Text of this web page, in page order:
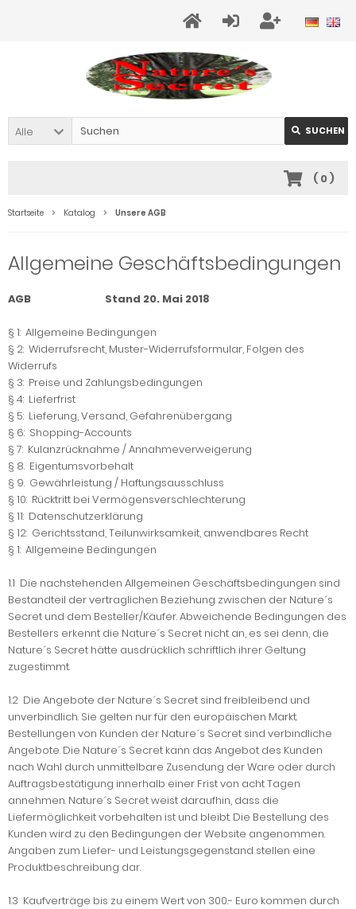
Alle SUCHEN
( 0)
Startseite Katalog Unsere AGB
Allgemeine Geschäftsbedingungen
AGB Stand 20. Mai 2018
§ 1: Allgemeine Bedingungen
§ 2: Widerrufsrecht, Muster-Widerrufsformular, Folgen des
Widerrufs
§ 3: Preise und Zahlungsbedingungen
§ 4: Lieferfrist
§ 5: Lieferung, Versand, Gefahrenübergang
§ 6: Shopping-Accounts
§ 7: Kulanzrücknahme / Annahmeverweigerung
§ 8. Eigentumsvorbehalt
§ 9. Gewährleistung / Haftungsausschluss
§ 10: Rücktritt bei Vermögensverschlechterung
§ 11: Datenschutzerklärung
§ 12: Gerichtsstand, Teilunwirksamkeit, anwendbares Recht
§ 1: Allgemeine Bedingungen
1.1 Die nachstehenden Allgemeinen Geschäftsbedingungen sind
Bestandteil der vertraglichen Beziehung zwischen der Nature´s
Secret und dem Besteller/Käufer. Abweichende Bedingungen des
Bestellers erkennt die Nature´s Secret nicht an, es sei denn, die
Nature´s Secret hätte ausdrücklich schriftlich ihrer Geltung
zugestimmt.
1.2 Die Angebote der Nature´s Secret sind freibleibend und
unverbindlich. Sie gelten nur für den europäischen Markt.
Bestellungen von Kunden der Nature´s Secret sind verbindliche
Angebote. Die Nature´s Secret kann das Angebot des Kunden
nach Wahl durch unmittelbare Zusendung der Ware oder durch
Auftragsbestätigung innerhalb einer Frist von acht Tagen
annehmen. Nature´s Secret weist daraufhin, dass die
Liefermöglichkeit vorbehalten ist und bleibt. Die Bestellung des
Kunden wird zu den Bedingungen der Website angenommen.
Angaben zum Liefer- und Leistungsgegenstand stellen eine
Produktbeschreibung dar.
1.3 Kaufverträge bis zu einem Wert von 300.- Euro kommen durch